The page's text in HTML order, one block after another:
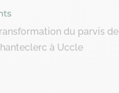
du parvis de
à Uccle